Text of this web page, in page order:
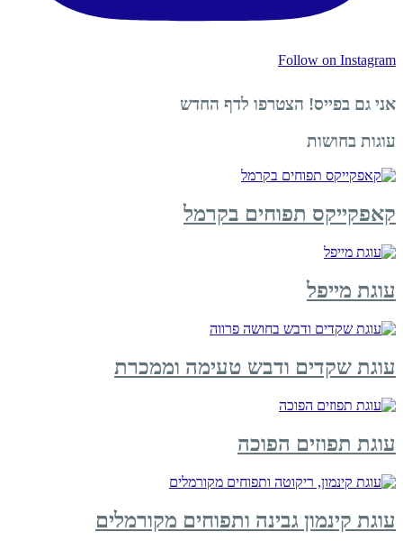
Follow on Instagram
אני גם בפייס! הצטרפו לדף החדש
עוגות בחושות
קאפקייקס תפוחים בקרמל
עוגת מייפל
עוגת שקדים ודבש טעימה וממכרת
עוגת תפוזים הפוכה
עוגת קינמון גבינה ותפוחים מקורמלים